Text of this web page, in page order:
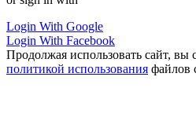
Login With Google
Login With Facebook
Продолжая использовать сайт, вы
политикой использования файлов